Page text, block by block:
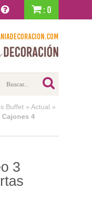
: 0
Buffet » Actual »
4
3